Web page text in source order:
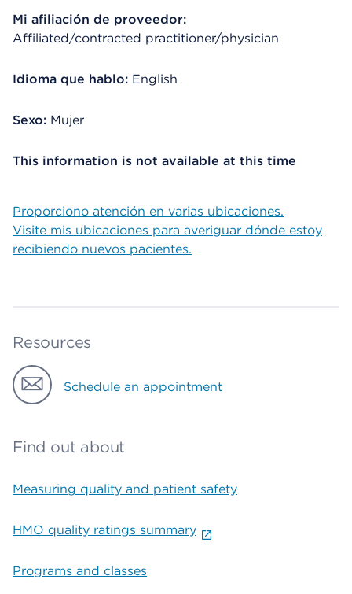
Mi afiliación de proveedor:
Affiliated/contracted practitioner/physician
Idioma que hablo: English
Sexo: Mujer
This information is not available at this time
Proporciono atención en varias ubicaciones.
Visite mis ubicaciones para averiguar dónde estoy
recibiendo nuevos pacientes.
Resources
Schedule an appointment
Find out about
Measuring quality and patient safety
HMO quality ratings summary
Programs and classes